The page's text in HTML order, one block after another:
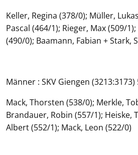
Keller, Regina (378/0); Müller,
Pascal (464/1); Rieger, Max (509/
(490/0); Baamann, Fabian + Stark,
Männer : SKV Giengen (3213:3173)
Mack, Thorsten (538/0); Merkle,
Brandauer, Robin (557/1); Heiske,
Albert (552/1); Mack, Leon (522/0)